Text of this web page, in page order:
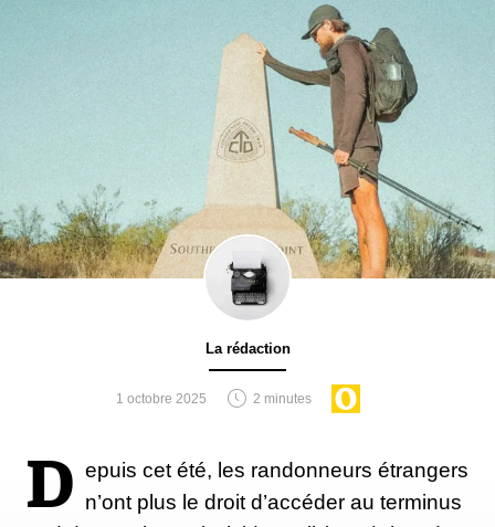
La rédaction
1 octobre 2025 2 minutes
D epuis cet été, les randonneurs étrangers
n’ont plus le droit d’accéder au terminus